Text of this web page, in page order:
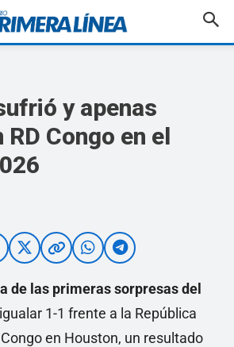
y apenas
Congo en el
de las primeras sorpresas del
1-1 frente a la República
en Houston, un resultado